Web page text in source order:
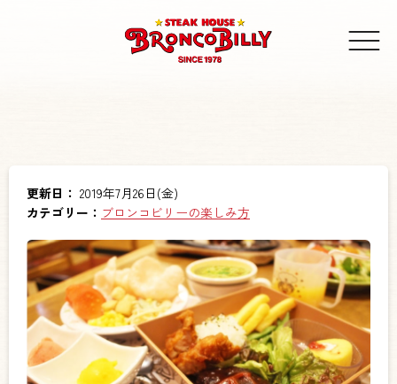
更新日： 2019年7月26日(金)
カテゴリー： ブロンコビリーの楽しみ方